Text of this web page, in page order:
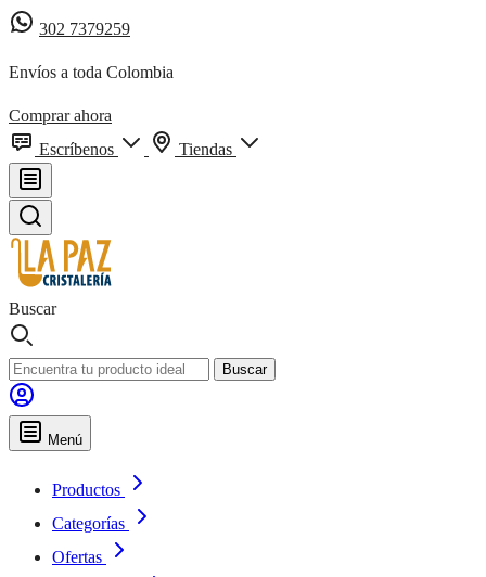
302 7379259
Envíos a toda Colombia
Comprar ahora
Escríbenos
Tiendas
Buscar
Buscar
Menú
Productos
Categorías
Ofertas